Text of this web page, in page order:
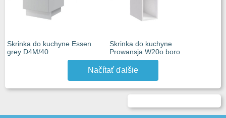
Skrinka do kuchyne Essen
grey D4M/40
Skrinka do kuchyne
Prowansja W20o boro
Načítať ďalšie